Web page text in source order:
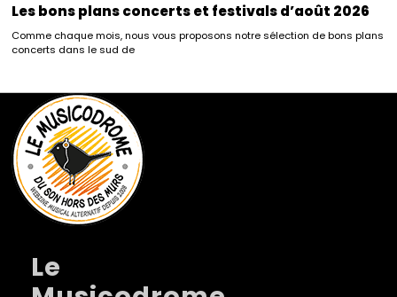
Les bons plans concerts et festivals d’août 2026
Comme chaque mois, nous vous proposons notre sélection de bons plans
concerts dans le sud de
Le